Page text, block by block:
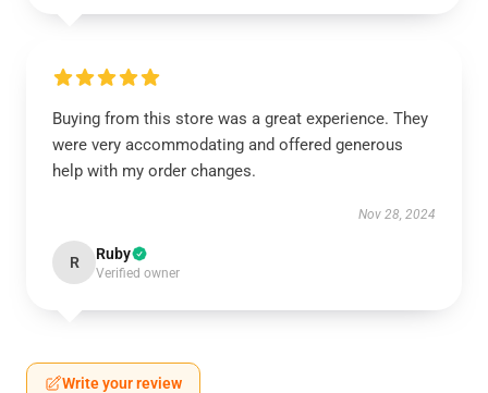
Buying from this store was a great experience. They
were very accommodating and offered generous
help with my order changes.
Nov 28, 2024
R Ruby
Verified owner
Write your review